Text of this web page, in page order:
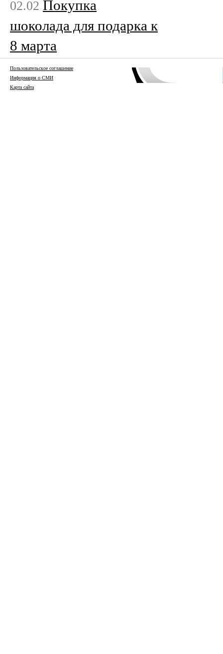
02.02 Покупка
шоколада для подарка к
8 марта
Пользовательское соглашение
Информация о СМИ
Карта сайта